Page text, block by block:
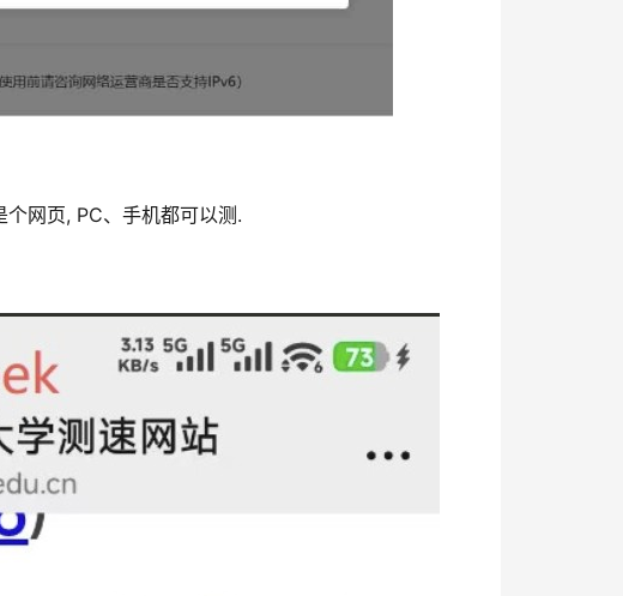
个网页, PC、手机都可以测.